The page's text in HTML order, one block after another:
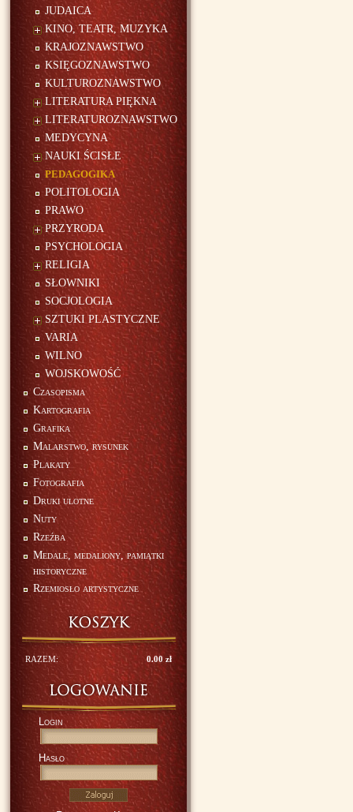
JUDAICA
KINO, TEATR, MUZYKA
KRAJOZNAWSTWO
KSIĘGOZNAWSTWO
KULTUROZNAWSTWO
LITERATURA PIĘKNA
LITERATUROZNAWSTWO
MEDYCYNA
NAUKI ŚCISŁE
PEDAGOGIKA
POLITOLOGIA
PRAWO
PRZYRODA
PSYCHOLOGIA
RELIGIA
SŁOWNIKI
SOCJOLOGIA
SZTUKI PLASTYCZNE
VARIA
WILNO
WOJSKOWOŚĆ
Czasopisma
Kartografia
Grafika
Malarstwo, rysunek
Plakaty
Fotografia
Druki ulotne
Nuty
Rzeźba
Medale, medaliony, pamiątki
historyczne
Rzemiosło artystyczne
RAZEM: 0.00 zł
Login
Hasło